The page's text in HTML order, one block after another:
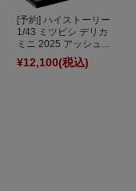
[予約] ハイストーリー
1/43 ミツビシ デリカ
ミニ 2025 アッシュ...
¥12,100(税込)